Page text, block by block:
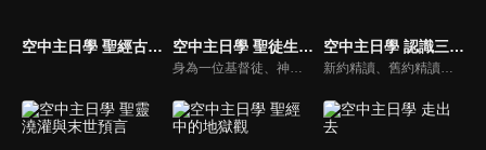
空中主日學 聖經古事今談 空中主日學 聖徒生命進深 空中主日學 認識三一上帝
新約精讀、舊約精讀、門徒造就、神學與教會歷史等主題系列，全方位裝備基督徒生命，教師與牧師精闢解析，幫助您更加明白聖經真理，走進神的心意。